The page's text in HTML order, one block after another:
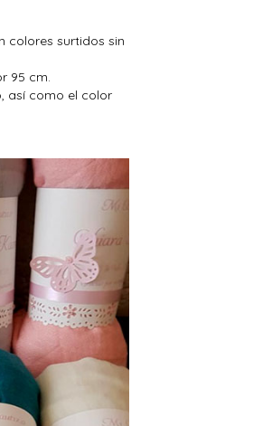
colores surtidos sin
95 cm.
así como el color